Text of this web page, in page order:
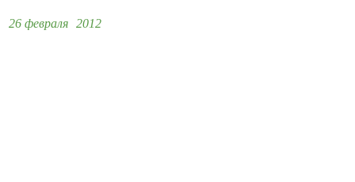
26 февраля 2012